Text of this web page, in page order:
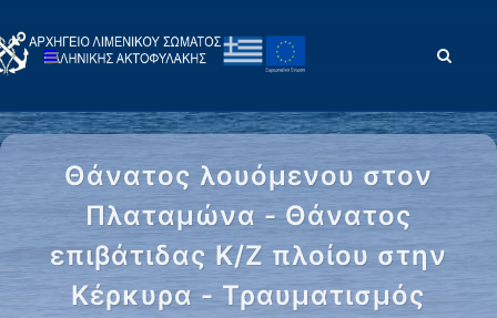
Θάνατος λουόμενου στον
Πλαταμώνα - Θάνατος
επιβάτιδας Κ/Ζ πλοίου στην
Κέρκυρα - Τραυματισμός